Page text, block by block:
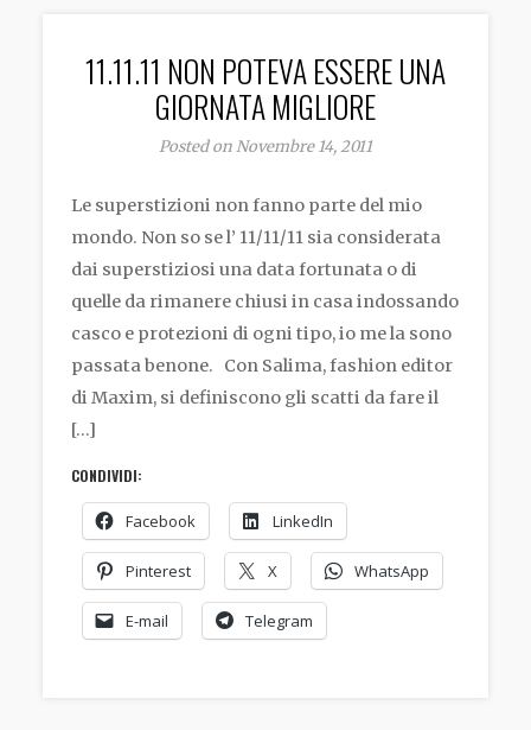
11.11.11 NON POTEVA ESSERE UNA
GIORNATA MIGLIORE
Posted on Novembre 14, 2011
Le superstizioni non fanno parte del mio
mondo. Non so se l’ 11/11/11 sia considerata
dai superstiziosi una data fortunata o di
quelle da rimanere chiusi in casa indossando
casco e protezioni di ogni tipo, io me la sono
passata benone. Con Salima, fashion editor
di Maxim, si definiscono gli scatti da fare il
[…]
CONDIVIDI:
Facebook LinkedIn
Pinterest X WhatsApp
E-mail Telegram